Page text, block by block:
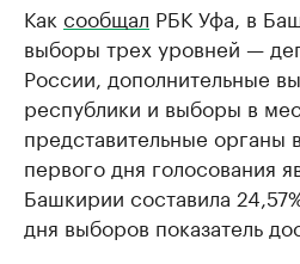
Как сообщал РБК Уфа, в
выборы трех уровней —
России, дополнительные
республики и выборы в
представительные органы
первого дня голосования
Башкирии составила
дня выборов показатель